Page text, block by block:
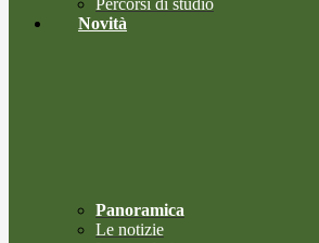
Percorsi di studio
Novità
Panoramica
Le notizie